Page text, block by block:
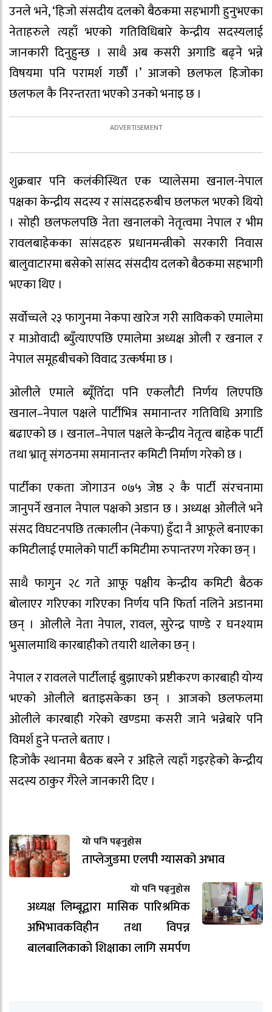
उनले भने, ‘हिजो संसदीय दलको बैठकमा सहभागी हुनुभएका
नेताहरुले त्यहाँ भएको गतिविधिबारे केन्द्रीय सदस्यलाई
जानकारी दिनुहुन्छ । साथै अब कसरी अगाडि बढ्ने भन्ने
विषयमा पनि परामर्श गर्छौं ।’ आजको छलफल हिजोका
छलफल कै निरन्तरता भएको उनको भनाइ छ ।
शुक्रबार पनि कलंकीस्थित एक प्यालेसमा खनाल-नेपाल
पक्षका केन्द्रीय सदस्य र सांसदहरुबीच छलफल भएको थियो
। सोही छलफलपछि नेता खनालको नेतृत्वमा नेपाल र भीम
रावलबाहेकका सांसदहरु प्रधानमन्त्रीको सरकारी निवास
बालुवाटारमा बसेको सांसद संसदीय दलको बैठकमा सहभागी
भएका थिए ।
सर्वोच्चले २३ फागुनमा नेकपा खारेज गरी साविकको एमालेमा
र माओवादी ब्युँत्याएपछि एमालेमा अध्यक्ष ओली र खनाल र
नेपाल समूहबीचको विवाद उत्कर्षमा छ ।
ओलीले एमाले ब्यूँतिँदा पनि एकलौटी निर्णय लिएपछि
खनाल–नेपाल पक्षले पार्टीभित्र समानान्तर गतिविधि अगाडि
बढाएको छ । खनाल–नेपाल पक्षले केन्द्रीय नेतृत्व बाहेक पार्टी
तथा भ्रातृ संगठनमा समानान्तर कमिटी निर्माण गरेको छ ।
पार्टीका एकता जोगाउन ०७५ जेष्ठ २ कै पार्टी संरचनामा
जानुपर्ने खनाल नेपाल पक्षको अडान छ । अध्यक्ष ओलीले भने
संसद विघटनपछि तत्कालीन (नेकपा) हुँदा नै आफूले बनाएका
कमिटीलाई एमालेको पार्टी कमिटीमा रुपान्तरण गरेका छन् ।
साथै फागुन २८ गते आफू पक्षीय केन्द्रीय कमिटी बैठक
बोलाएर गरिएका गरिएका निर्णय पनि फिर्ता नलिने अडानमा
छन् । ओलीले नेता नेपाल, रावल, सुरेन्द्र पाण्डे र घनश्याम
भुसालमाथि कारबाहीको तयारी थालेका छन् ।
नेपाल र रावलले पार्टीलाई बुझाएको प्रष्टीकरण कारबाही योग्य
भएको ओलीले बताइसकेका छन् । आजको छलफलमा
ओलीले कारबाही गरेको खण्डमा कसरी जाने भन्नेबारे पनि
विमर्श हुने पन्तले बताए ।
हिजोकै स्थानमा बैठक बस्ने र अहिले त्यहाँ गइरहेको केन्द्रीय
सदस्य ठाकुर गैरेले जानकारी दिए ।
यो पनि पढ्नुहोस
ताप्लेजुङमा एलपी ग्यासको अभाव
यो पनि पढ्नुहोस
अध्यक्ष लिम्बूद्वारा मासिक पारिश्रमिक
अभिभावकविहीन तथा विपन्न
बालबालिकाको शिक्षाका लागि समर्पण